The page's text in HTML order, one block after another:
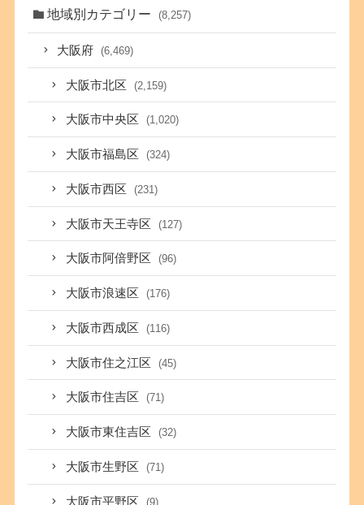
地域別カテゴリー (8,257)
大阪府 (6,469)
大阪市北区 (2,159)
大阪市中央区 (1,020)
大阪市福島区 (324)
大阪市西区 (231)
大阪市天王寺区 (127)
大阪市阿倍野区 (96)
大阪市浪速区 (176)
大阪市西成区 (116)
大阪市住之江区 (45)
大阪市住吉区 (71)
大阪市東住吉区 (32)
大阪市生野区 (71)
大阪市平野区 (9)